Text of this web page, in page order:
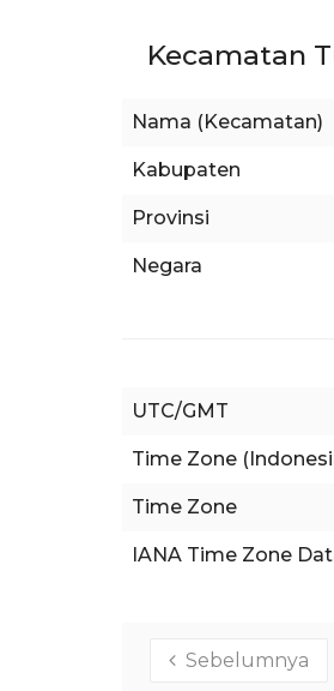
Kecamatan
Nama (Kecamatan)
Kabupaten
Provinsi
Negara
UTC/GMT
Time Zone
Time Zone
IANA Time Zone
Sebelumnya